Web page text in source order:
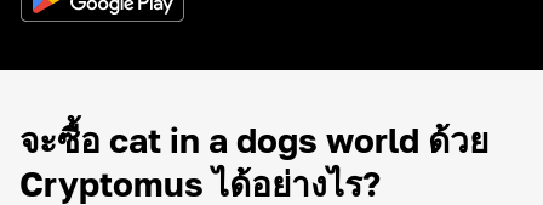
จะซื้อ cat in a dogs world ด้วย
Cryptomus ได้อย่างไร?